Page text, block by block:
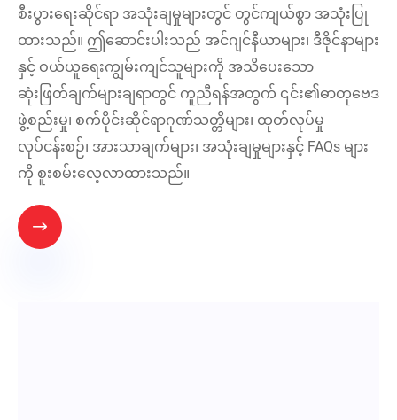
စီးပွားရေးဆိုင်ရာ အသုံးချမှုများတွင် တွင်ကျယ်စွာ အသုံးပြု
ထားသည်။ ဤဆောင်းပါးသည် အင်ဂျင်နီယာများ၊ ဒီဇိုင်နာများ
နှင့် ဝယ်ယူရေးကျွမ်းကျင်သူများကို အသိပေးသော
ဆုံးဖြတ်ချက်များချရာတွင် ကူညီရန်အတွက် ၎င်း၏ဓာတုဗေဒ
ဖွဲ့စည်းမှု၊ စက်ပိုင်းဆိုင်ရာဂုဏ်သတ္တိများ၊ ထုတ်လုပ်မှု
လုပ်ငန်းစဉ်၊ အားသာချက်များ၊ အသုံးချမှုများနှင့် FAQs များ
ကို စူးစမ်းလေ့လာထားသည်။
